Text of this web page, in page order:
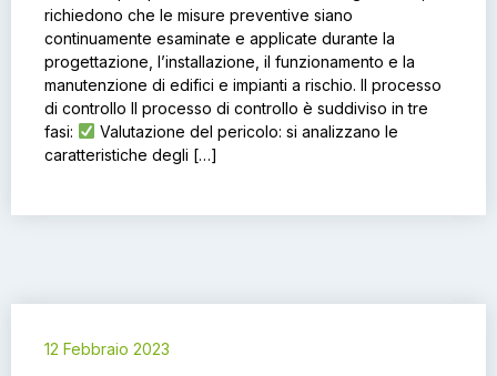
richiedono che le misure preventive siano
continuamente esaminate e applicate durante la
progettazione, l’installazione, il funzionamento e la
manutenzione di edifici e impianti a rischio. Il processo
di controllo Il processo di controllo è suddiviso in tre
fasi:
Valutazione del pericolo: si analizzano le
caratteristiche degli […]
12 Febbraio 2023